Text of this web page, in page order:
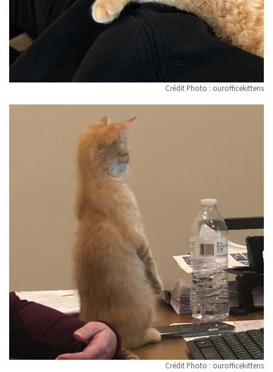
Crédit Photo : ourofficekittens
Crédit Photo : ourofficekittens